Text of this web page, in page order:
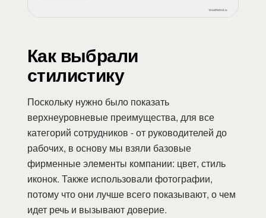
Как выбрали
стилистику
Поскольку нужно было показать
верхнеуровневые преимущества, для все
категорий сотрудников - от руководителей до
рабочих, в основу мы взяли базовые
фирменные элементы компании: цвет, стиль
иконок. Также использовали фотографии,
потому что они лучше всего показывают, о чем
идет речь и вызывают доверие.